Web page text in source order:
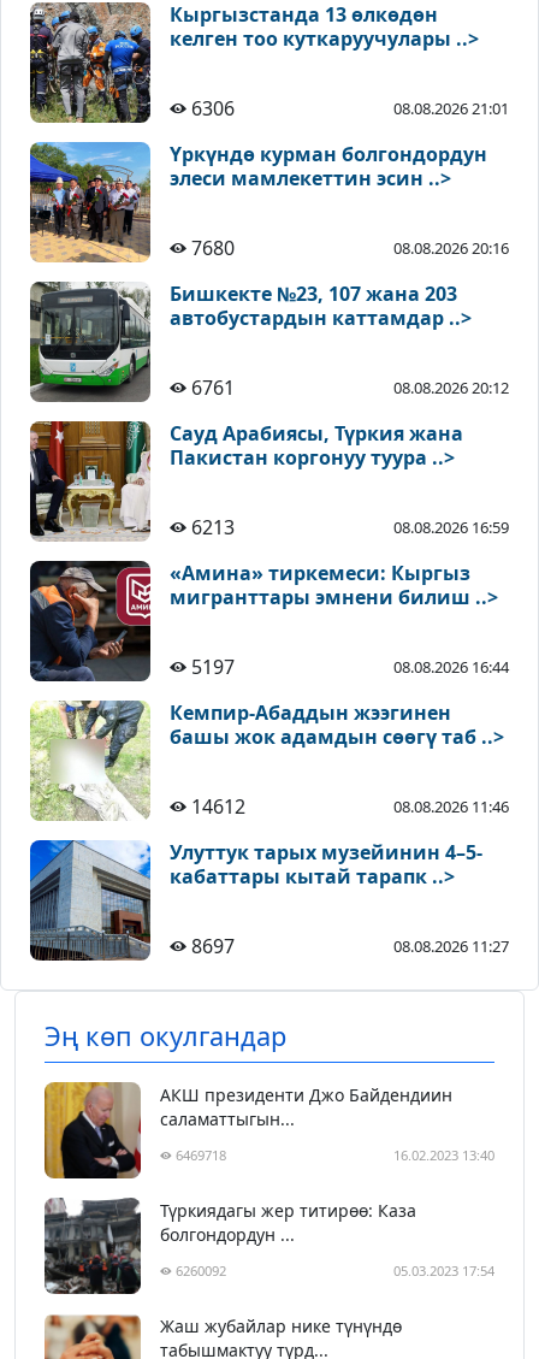
Кыргызстанда 13 өлкөдөн
келген тоо куткаруучулары ..>
6306 08.08.2026 21:01
Үркүндө курман болгондордун
элеси мамлекеттин эсин ..>
7680 08.08.2026 20:16
Бишкекте №23, 107 жана 203
автобустардын каттамдар ..>
6761 08.08.2026 20:12
Сауд Арабиясы, Түркия жана
Пакистан коргонуу туура ..>
6213 08.08.2026 16:59
«Амина» тиркемеси: Кыргыз
мигранттары эмнени билиш ..>
5197 08.08.2026 16:44
Кемпир-Абаддын жээгинен
башы жок адамдын сөөгү таб ..>
14612 08.08.2026 11:46
Улуттук тарых музейинин 4–5-
кабаттары кытай тарапк ..>
8697 08.08.2026 11:27
Эң көп окулгандар
АКШ президенти Джо Байдендиин
саламаттыгын...
6469718 16.02.2023 13:40
Түркиядагы жер титирөө: Каза
болгондордун ...
6260092 05.03.2023 17:54
Жаш жубайлар нике түнүндө
табышмактуу түрд...